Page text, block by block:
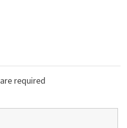
are required